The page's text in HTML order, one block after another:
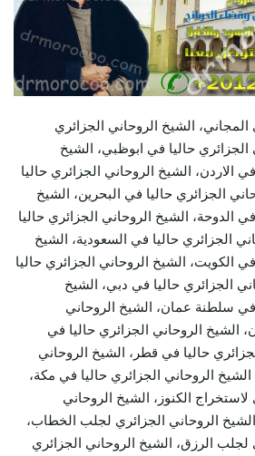
الشيخ الروحاني الجزائري
حاليا في ابوظبي، الشيخ
الاردن، الشيخ الروحاني الجزائري حاليا
الجزائري حاليا في البحرين، الشيخ
الدوحة، الشيخ الروحاني الجزائري حاليا
الجزائري حاليا في السعودية، الشيخ
الكويت، الشيخ الروحاني الجزائري حاليا
الجزائري حاليا في دبي، الشيخ
في سلطنة عمان، الشيخ الروحاني
الشيخ الروحاني الجزائري حاليا في
حاليا في قطر، الشيخ الروحاني
الشيخ الروحاني الجزائري حاليا في مكة،
الكنوز، الشيخ الروحاني
الروحاني الجزائري لجلب الخطاب،
لجلب الرزق، الشيخ الروحاني الجزائري